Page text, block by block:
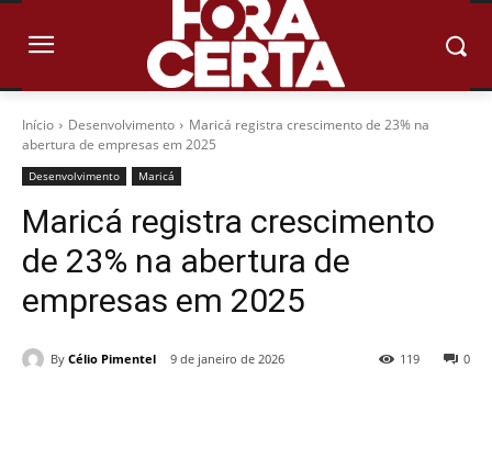
Início Desenvolvimento
Maricá registra crescimento de 23% na
abertura de empresas em 2025
Desenvolvimento Maricá
Maricá registra crescimento
de 23% na abertura de
empresas em 2025
By Célio Pimentel 9 de janeiro de 2026 0
119